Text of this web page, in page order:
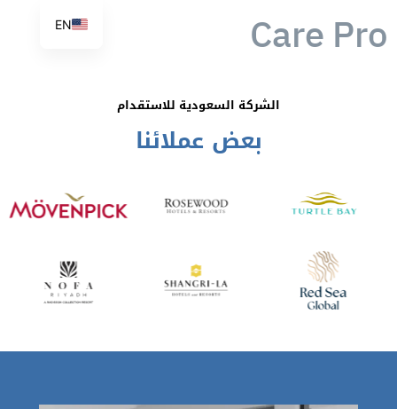
Care Pro
الشركة السعودية للاستقدام
بعض عملائنا
EN